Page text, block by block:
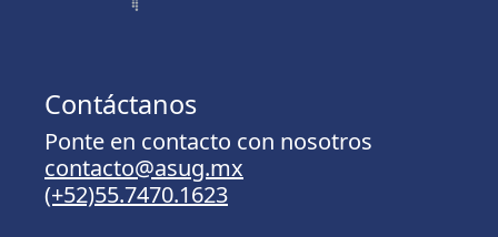
Contáctanos
Ponte en contacto con nosotros
contacto@asug.mx
(+52)55.7470.1623